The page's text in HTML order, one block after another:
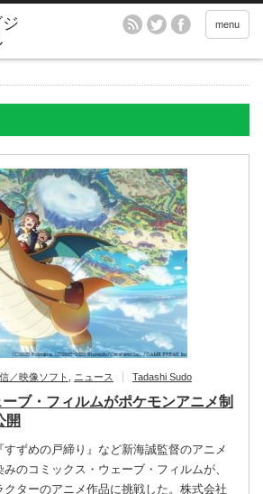
menu
／映像ソフト ニュース Tadashi Sudo
ブ・フィルムがポケモンアニメ制
開
ずめの戸締り』など新海誠監督のアニメ
のコミックス・ウェーブ・フィルムが、
ターのアニメ作品に挑戦した。株式会社